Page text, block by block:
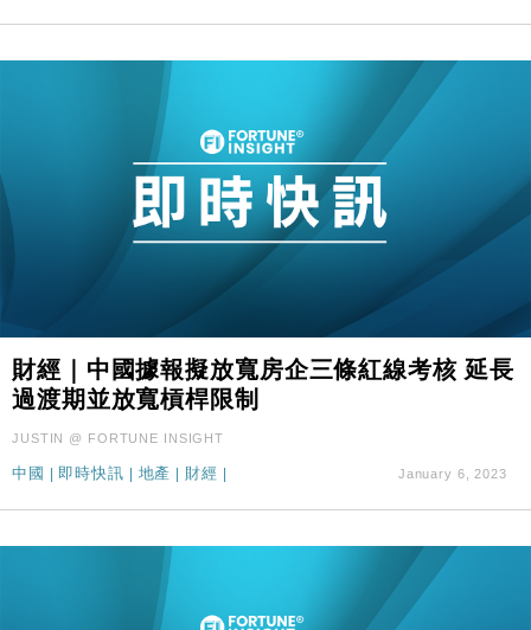
財經｜中國據報擬放寬房企三條紅線考核 延長
過渡期並放寬槓桿限制
JUSTIN @ FORTUNE INSIGHT
中國 | 即時快訊 | 地產 | 財經 | January 6, 2023